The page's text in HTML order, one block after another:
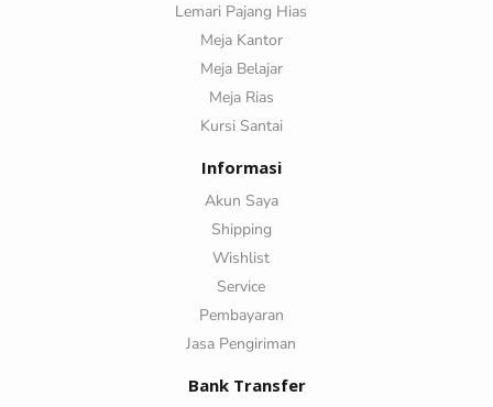
Lemari Pajang Hias
Meja Kantor
Meja Belajar
Meja Rias
Kursi Santai
Informasi
Akun Saya
Shipping
Wishlist
Service
Pembayaran
Jasa Pengiriman
Bank Transfer